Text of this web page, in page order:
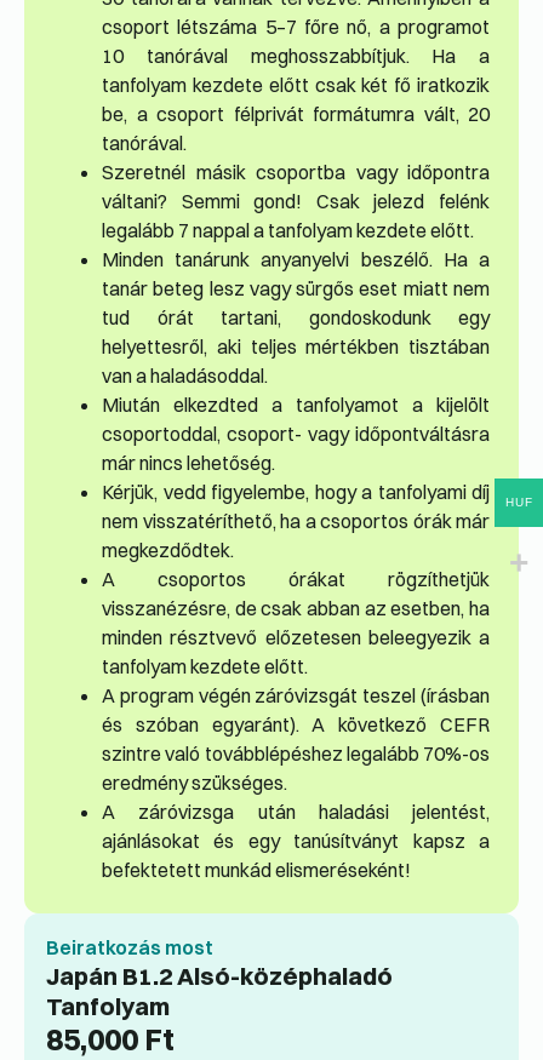
csoport létszáma 5–7 főre nő, a programot
10 tanórával meghosszabbítjuk. Ha a
tanfolyam kezdete előtt csak két fő iratkozik
be, a csoport félprivát formátumra vált, 20
tanórával.
Szeretnél másik csoportba vagy időpontra
váltani? Semmi gond! Csak jelezd felénk
legalább 7 nappal a tanfolyam kezdete előtt.
Minden tanárunk anyanyelvi beszélő. Ha a
tanár beteg lesz vagy sürgős eset miatt nem
tud órát tartani, gondoskodunk egy
helyettesről, aki teljes mértékben tisztában
van a haladásoddal.
Miután elkezdted a tanfolyamot a kijelölt
csoportoddal, csoport- vagy időpontváltásra
már nincs lehetőség.
Kérjük, vedd figyelembe, hogy a tanfolyami díj
nem visszatéríthető, ha a csoportos órák már
megkezdődtek.
A csoportos órákat rögzíthetjük
visszanézésre, de csak abban az esetben, ha
minden résztvevő előzetesen beleegyezik a
tanfolyam kezdete előtt.
A program végén záróvizsgát teszel (írásban
és szóban egyaránt). A következő CEFR
szintre való továbblépéshez legalább 70%-os
eredmény szükséges.
A záróvizsga után haladási jelentést,
ajánlásokat és egy tanúsítványt kapsz a
befektetett munkád elismeréseként!
Beiratkozás most
Japán B1.2 Alsó-középhaladó
Tanfolyam
85,000 Ft
HUF